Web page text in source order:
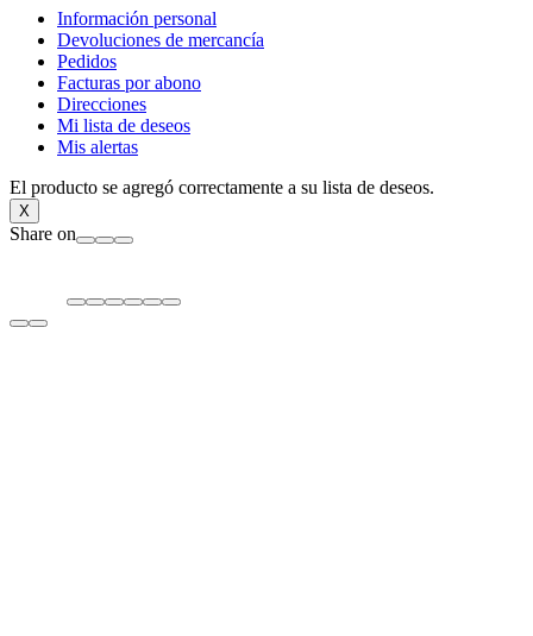
Información personal
Devoluciones de mercancía
Pedidos
Facturas por abono
Direcciones
Mi lista de deseos
Mis alertas
El producto se agregó correctamente a su lista de deseos.
X
Share on